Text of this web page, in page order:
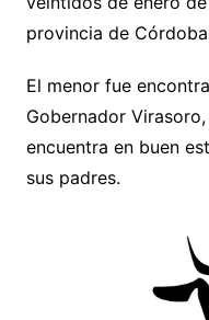
provincia de
El menor fue
Gobernador
encuentra en buen
sus padres.